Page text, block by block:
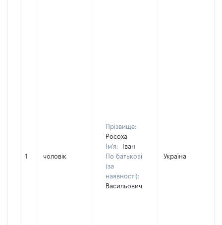
1 чоловік
Прізвище:
Росоха
Ім'я:
Іван
По батькові
(за
наявності):
Васильович
Україна